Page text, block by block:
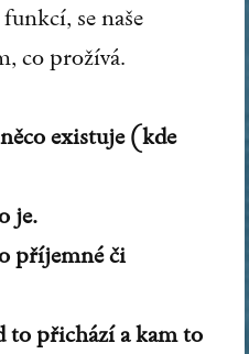
se naše
co prožívá.
existuje (kde
je.
příjemné či
to přichází a kam to